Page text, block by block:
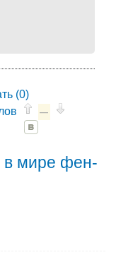
(0)
—
в мире фен-